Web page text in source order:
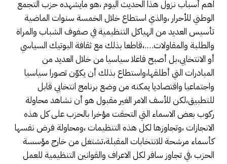
اهم أسباب نزول هذا الحديث اليوم ،هو مايشهده حزب التجمع
الوطني للأحرار ،والذي استطاع خلال الخمسة سنوات الماضية
تأسيس العديد من الهياكل التنظيمية في صفوف الشباب والمراة
والطلبة والمقاولات….،قاطعا بذلك مع ثقافة البوتيك السياسي
أو الانتخابي،بل أصبح فاعلا سياسيا من خلال العديد من
المبادرات التي أطلقها،واستطاع بذلك أن يكوّن تصورا سياسيا
واجتماعيا واقتصاديا يمكنه من وضع برنامج انتخابي قابل
للتطبيق،لكن للأسف الامر الغير مقبول هو أن نشاهد محاولة
ركوب بعض الاسماء التي التحقت مؤخرا بالحزب على كل هذه
الانجازات ،وتجاوزها لكل هذه التنظيمات ،ومحاولة فرض نفسها
كأسماء مرشحة للانتخابات المقبلة،تشتغل من خارج مؤسسة
الحزب ،في تجاوز سافر لكل الاعراف والقوانين التنظيمية للعمل